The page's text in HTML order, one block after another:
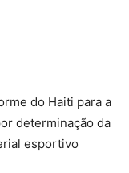
do Haiti para a
determinação da
esportivo